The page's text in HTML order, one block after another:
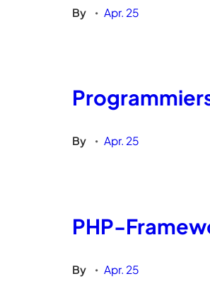
By • Apr. 25
By • Apr. 25
PHP-
By • Apr. 25